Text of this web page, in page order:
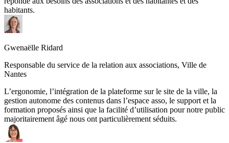
habitants.
Gwenaëlle Ridard
Responsable du service de la relation aux associations, Ville de
Nantes
L’ergonomie, l’intégration de la plateforme sur le site de la ville, la
gestion autonome des contenus dans l’espace asso, le support et la
formation proposés ainsi que la facilité d’utilisation pour notre public
majoritairement âgé nous ont particulièrement séduits.